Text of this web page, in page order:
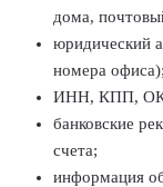
дома,
юридический
номера офиса);
ИНН, КПП,
банковские
счета;
информация